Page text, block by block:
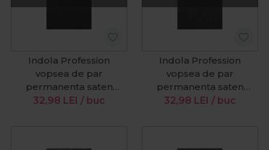
Indola Profession
vopsea de par
permanenta saten
mediu natural 4.0 60 ml
32,98 LEI / buc
Indola Profession
vopsea de par
permanenta saten
deschis ciocolatiu perlat
32,98 LEI / buc